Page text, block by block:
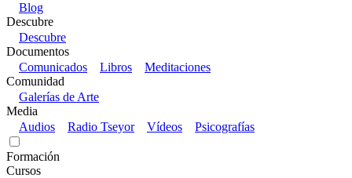
Blog
Descubre
Descubre
Documentos
Comunicados
Libros
Meditaciones
Comunidad
Galerías de Arte
Media
Audios
Radio Tseyor Vídeos Psicografías
Formación
Cursos